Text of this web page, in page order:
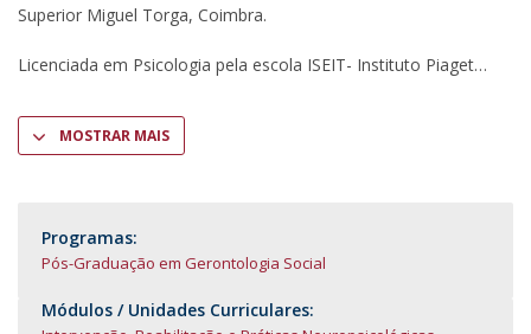
Superior Miguel Torga, Coimbra.
Licenciada em Psicologia pela escola ISEIT- Instituto Piaget
MOSTRAR MAIS
Programas:
Pós-Graduação em Gerontologia Social
Módulos / Unidades Curriculares: